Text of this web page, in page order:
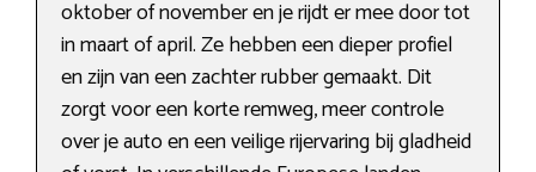
oktober of november en je rijdt er mee door tot
in maart of april. Ze hebben een dieper profiel
en zijn van een zachter rubber gemaakt. Dit
zorgt voor een korte remweg, meer controle
over je auto en een veilige rijervaring bij gladheid